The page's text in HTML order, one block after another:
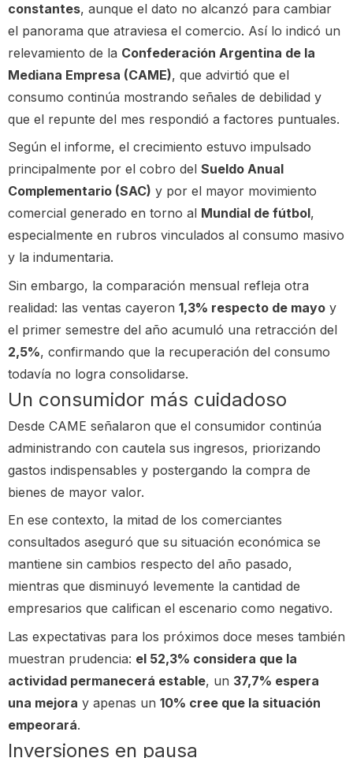
constantes, aunque el dato no alcanzó para cambiar
el panorama que atraviesa el comercio. Así lo indicó un
relevamiento de la Confederación Argentina de la
Mediana Empresa (CAME), que advirtió que el
consumo continúa mostrando señales de debilidad y
que el repunte del mes respondió a factores puntuales.
Según el informe, el crecimiento estuvo impulsado
principalmente por el cobro del Sueldo Anual
Complementario (SAC) y por el mayor movimiento
comercial generado en torno al Mundial de fútbol,
especialmente en rubros vinculados al consumo masivo
y la indumentaria.
Sin embargo, la comparación mensual refleja otra
realidad: las ventas cayeron 1,3% respecto de mayo y
el primer semestre del año acumuló una retracción del
2,5%, confirmando que la recuperación del consumo
todavía no logra consolidarse.
Un consumidor más cuidadoso
Desde CAME señalaron que el consumidor continúa
administrando con cautela sus ingresos, priorizando
gastos indispensables y postergando la compra de
bienes de mayor valor.
En ese contexto, la mitad de los comerciantes
consultados aseguró que su situación económica se
mantiene sin cambios respecto del año pasado,
mientras que disminuyó levemente la cantidad de
empresarios que califican el escenario como negativo.
Las expectativas para los próximos doce meses también
muestran prudencia: el 52,3% considera que la
actividad permanecerá estable, un 37,7% espera
una mejora y apenas un 10% cree que la situación
empeorará.
Inversiones en pausa